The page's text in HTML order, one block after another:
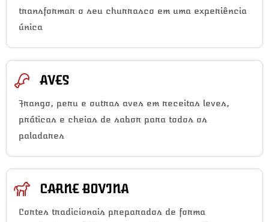
transformar o seu churrasco em uma experiência
única
AVES
Frango, peru e outras aves em receitas leves,
práticas e cheias de sabor para todos os
paladares
CARNE BOVINA
Cortes tradicionais preparados de forma